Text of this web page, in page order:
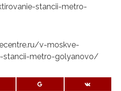
stancii-metro-
v-moskve-
stancii-metro-golyanovo/